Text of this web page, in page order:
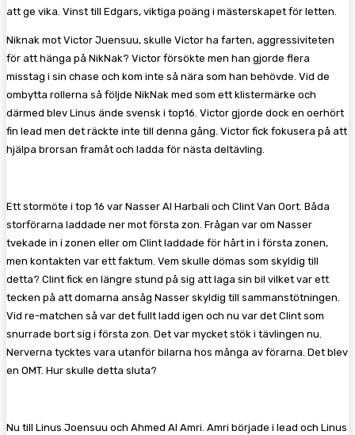
att ge vika. Vinst till Edgars, viktiga poäng i mästerskapet för letten.
Niknak mot Victor Juensuu, skulle Victor ha farten, aggressiviteten
för att hänga på NikNak? Victor försökte men han gjorde flera
misstag i sin chase och kom inte så nära som han behövde. Vid de
ombytta rollerna så följde NikNak med som ett klistermärke och
därmed blev Linus ände svensk i top16. Victor gjorde dock en oerhört
fin lead men det räckte inte till denna gång. Victor fick fokusera på att
hjälpa brorsan framåt och ladda för nästa deltävling.
Ett stormöte i top 16 var Nasser Al Harbali och Clint Van Oort. Båda
storförarna laddade ner mot första zon. Frågan var om Nasser
tvekade in i zonen eller om Clint laddade för hårt in i första zonen,
men kontakten var ett faktum. Vem skulle dömas som skyldig till
detta? Clint fick en längre stund på sig att laga sin bil vilket var ett
tecken på att domarna ansåg Nasser skyldig till sammanstötningen.
Vid re-matchen så var det fullt ladd igen och nu var det Clint som
snurrade bort sig i första zon. Det var mycket stök i tävlingen nu.
Nerverna tycktes vara utanför bilarna hos många av förarna. Det blev
en OMT. Hur skulle detta sluta?
Nu till Linus Joensuu och Ahmed Al Amri. Amri började i lead och Linus